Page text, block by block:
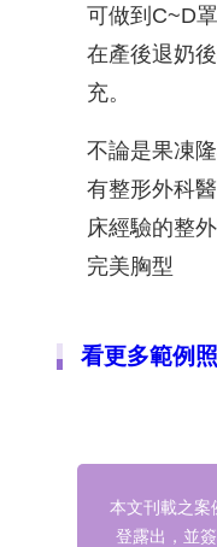
可做到C~D
在產後退奶
充。
不論是果凍
有整形外科
床經驗的整
完美胸型
看更多範例
本文刊載之案
登露出，並